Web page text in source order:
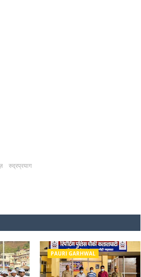
रुद्रप्रयाग
PAURI GARHWAL